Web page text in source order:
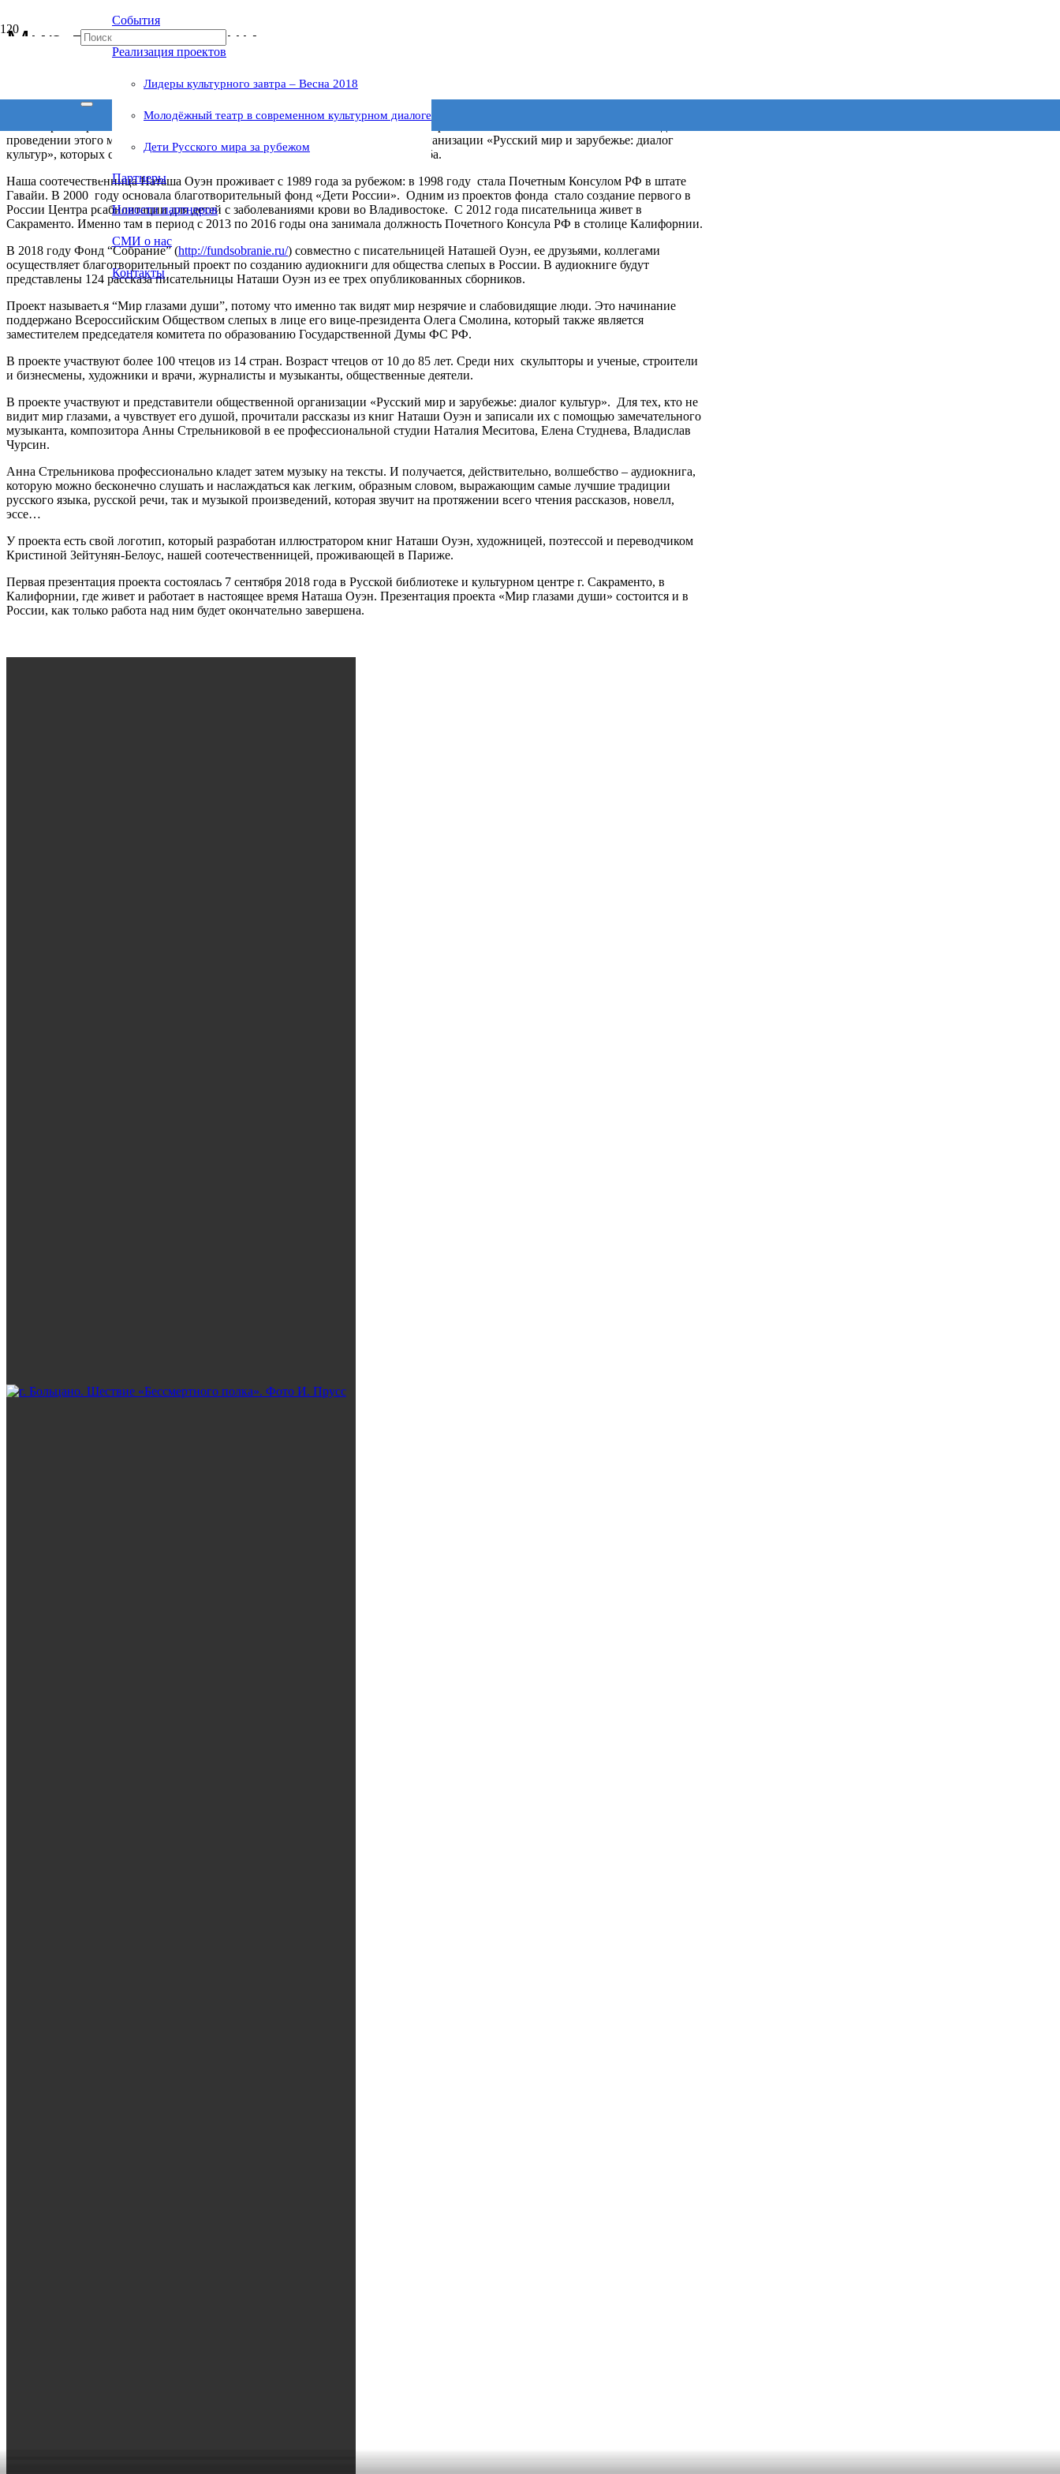
События
Реализация проектов
Лидеры культурного завтра – Весна 2018
Молодёжный театр в современном культурном диалоге
Дети Русского мира за рубежом
Партнеры
Новости партнеров
СМИ о нас
Контакты
Мир глазами души
Именно так назвала свой новый проект писательница Наташа Оуэн – автор нескольких книг, в том числе недавно вышедшего в
свет сборника рассказов и новелл «Дефиле длиною в жизнь», презентация которого состоялась в Москве весной 2017 года. В
проведении этого мероприятия участвовали представители общественной организации «Русский мир и зарубежье: диалог
культур», которых связывает с деятельностью Наташи Оуэн творческая дружба.
Наша соотечественница Наташа Оуэн проживает с 1989 года за рубежом: в 1998 году стала Почетным Консулом РФ в штате
Гавайи. В 2000 году основала благотворительный фонд «Дети России». Одним из проектов фонда стало создание первого в
России Центра реабилитации для детей с заболеваниями крови во Владивостоке. С 2012 года писательница живет в
Сакраменто. Именно там в период с 2013 по 2016 годы она занимала должность Почетного Консула РФ в столице Калифорнии.
В 2018 году Фонд “Собрание” (http://fundsobranie.ru/) совместно с писательницей Наташей Оуэн, ее друзьями, коллегами
осуществляет благотворительный проект по созданию аудиокниги для общества слепых в России. В аудиокниге будут
представлены 124 рассказа писательницы Наташи Оуэн из ее трех опубликованных сборников.
Проект называется “Мир глазами души”, потому что именно так видят мир незрячие и слабовидящие люди. Это начинание
поддержано Всероссийским Обществом слепых в лице его вице-президента Олега Смолина, который также является
заместителем председателя комитета по образованию Государственной Думы ФС РФ.
В проекте участвуют более 100 чтецов из 14 стран. Возраст чтецов от 10 до 85 лет. Среди них скульпторы и ученые, строители
и бизнесмены, художники и врачи, журналисты и музыканты, общественные деятели.
В проекте участвуют и представители общественной организации «Русский мир и зарубежье: диалог культур». Для тех, кто не
видит мир глазами, а чувствует его душой, прочитали рассказы из книг Наташи Оуэн и записали их с помощью замечательного
музыканта, композитора Анны Стрельниковой в ее профессиональной студии Наталия Меситова, Елена Студнева, Владислав
Чурсин.
Анна Стрельникова профессионально кладет затем музыку на тексты. И получается, действительно, волшебство – аудиокнига,
которую можно бесконечно слушать и наслаждаться как легким, образным словом, выражающим самые лучшие традиции
русского языка, русской речи, так и музыкой произведений, которая звучит на протяжении всего чтения рассказов, новелл,
эссе…
У проекта есть свой логотип, который разработан иллюстратором книг Наташи Оуэн, художницей, поэтессой и переводчиком
Кристиной Зейтунян-Белоус, нашей соотечественницей, проживающей в Париже.
Первая презентация проекта состоялась 7 сентября 2018 года в Русской библиотеке и культурном центре г. Сакраменто, в
Калифорнии, где живет и работает в настоящее время Наташа Оуэн. Презентация проекта «Мир глазами души» состоится и в
России, как только работа над ним будет окончательно завершена.